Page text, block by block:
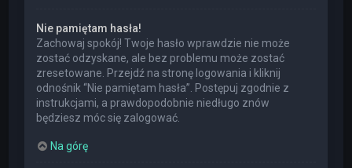
Nie pamiętam hasła!
Zachowaj spokój! Twoje hasło wprawdzie nie może
zostać odzyskane, ale bez problemu może zostać
zresetowane. Przejdź na stronę logowania i kliknij
odnośnik “Nie pamiętam hasła”. Postępuj zgodnie z
instrukcjami, a prawdopodobnie niedługo znów
będziesz móc się zalogować.
Na górę